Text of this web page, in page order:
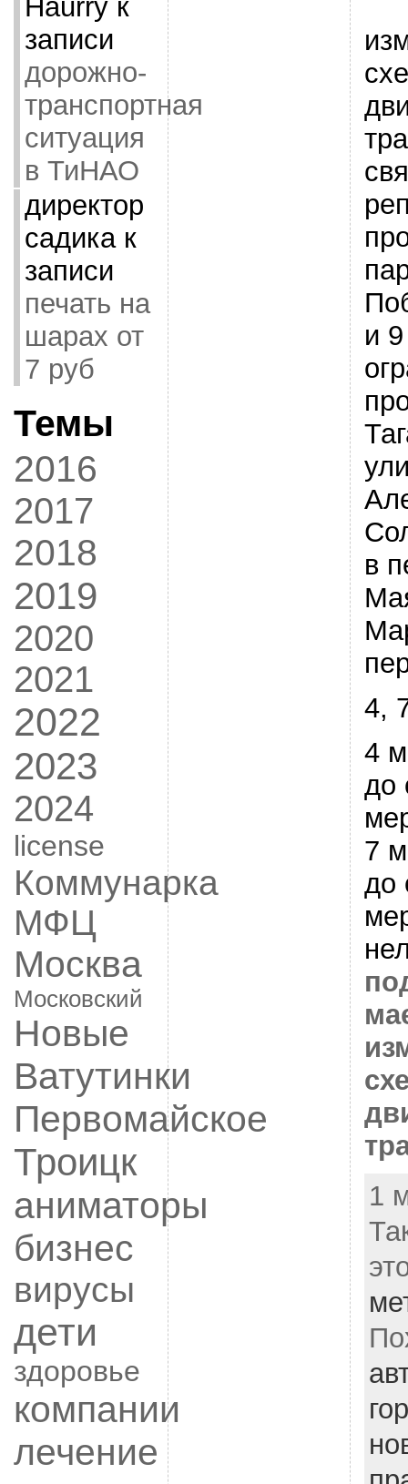
Haurryк
записи
дорожно-
транспортная
ситуация
в ТиНАО
директор
садикак
записи
печать на
шарах от
7 руб
Темы
2016
2017
2018
2019
2020
2021
2022
2023
2024
license
Коммунарка
МФЦ
Москва
Московский
Новые
Ватутинки
Первомайское
Троицк
аниматоры
бизнес
вирусы
дети
здоровье
компании
лечение
и
в
4,
4
до
7
до
1